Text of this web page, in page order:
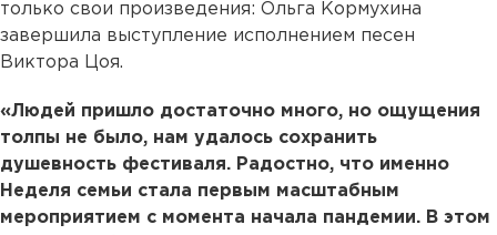
только свои произведения: Ольга Кормухина
завершила выступление исполнением песен
Виктора Цоя.
«Людей пришло достаточно много, но ощущения
толпы не было, нам удалось сохранить
душевность фестиваля. Радостно, что именно
Неделя семьи стала первым масштабным
мероприятием с момента начала пандемии. В этом